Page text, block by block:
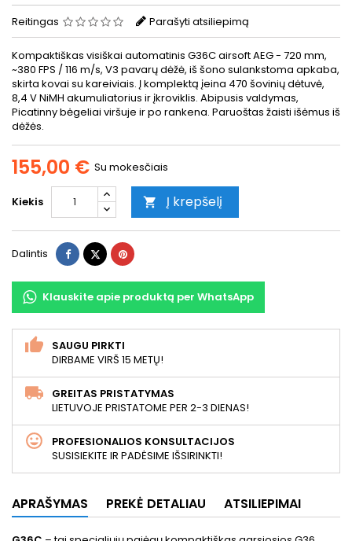
Reitingas Parašyti atsiliepimą
Kompaktiškas visiškai automatinis G36C airsoft AEG - 720 mm,
~380 FPS / 116 m/s, V3 pavarų dėžė, iš šono sulankstoma apkaba,
skirta kovai su kareiviais. Į komplektą įeina 470 šovinių dėtuvė,
8,4 V NiMH akumuliatorius ir įkroviklis. Abipusis valdymas,
Picatinny bėgeliai viršuje ir po rankena. Paruoštas žaisti išėmus iš
dėžės.
155,00 € Su mokesčiais
Kiekis  Į krepšelį
Dalintis DalintisTwitterPinterest
Klauskite apie produktą per WhatsApp
SAUGU PIRKTI
DIRBAME VIRŠ 15 METŲ!
GREITAS PRISTATYMAS
LIETUVOJE PRISTATOME PER 2-3 DIENAS!
PROFESIONALIOS KONSULTACIJOS
SUSISIEKITE IR PADĖSIME IŠSIRINKTI!
APRAŠYMAS PREKĖ DETALIAU ATSILIEPIMAI